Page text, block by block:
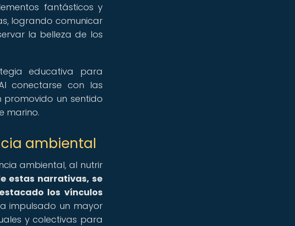
fantásticos y
logrando comunicar
la belleza de los
educativa para
conectarse con las
promovido un sentido
marino.
ambiental
ambiental, al nutrir
estas narrativas, se
los vínculos
impulsado un mayor
y colectivas para